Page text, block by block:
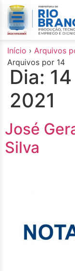
conteúdo
Início › Arquivos
Arquivos por 14
Dia:
2021
José
Silva